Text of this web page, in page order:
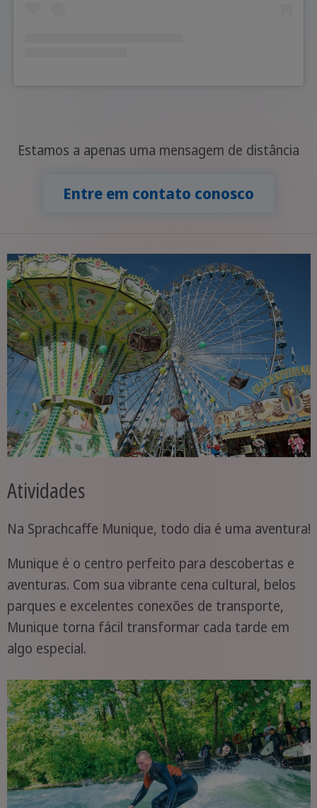
Estamos a apenas uma mensagem de distância
Entre em contato conosco
Atividades
Na Sprachcaffe Munique, todo dia é uma aventura!
Munique é o centro perfeito para descobertas e
aventuras. Com sua vibrante cena cultural, belos
parques e excelentes conexões de transporte,
Munique torna fácil transformar cada tarde em
algo especial.